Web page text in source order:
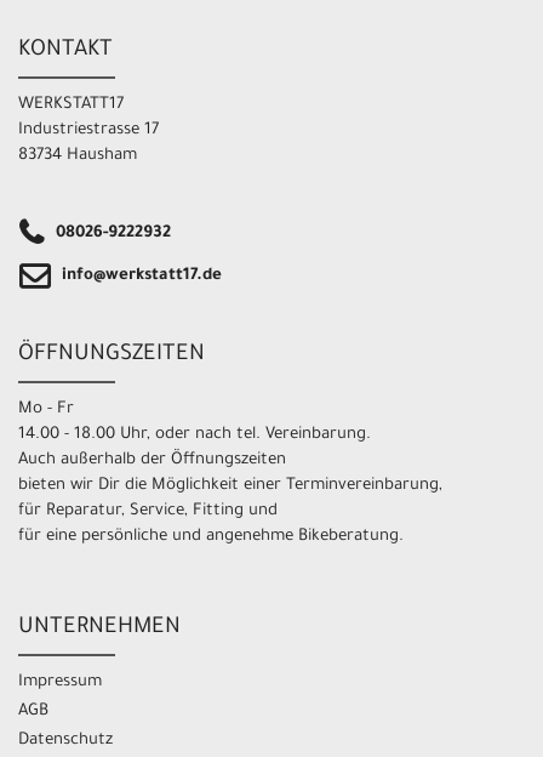
KONTAKT
WERKSTATT17
Industriestrasse 17
83734 Hausham
08026-9222932
info@werkstatt17.de
ÖFFNUNGSZEITEN
Mo - Fr
14.00 - 18.00 Uhr, oder nach tel. Vereinbarung.
Auch außerhalb der Öffnungszeiten
bieten wir Dir die Möglichkeit einer Terminvereinbarung,
für Reparatur, Service, Fitting und
für eine persönliche und angenehme Bikeberatung.
UNTERNEHMEN
Impressum
AGB
Datenschutz